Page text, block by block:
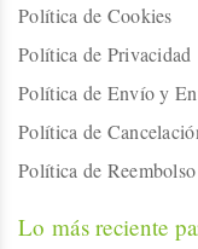
Política de Cookies
Política de Privacidad
Política de Envío y
Política de
Política de
Lo más reciente